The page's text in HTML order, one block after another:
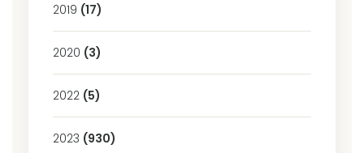
2019 (17)
2020 (3)
2022 (5)
2023 (930)